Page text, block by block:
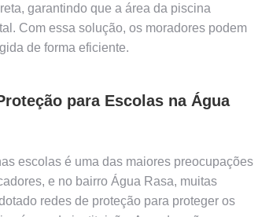
garantindo que a área da piscina
Com essa solução, os moradores podem
de forma eficiente.
para Escolas na Água
escolas é uma das maiores preocupações
e no bairro Água Rasa, muitas
redes de proteção para proteger os